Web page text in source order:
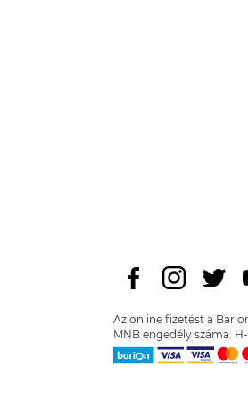
Az online fizetést a
MNB engedély száma: